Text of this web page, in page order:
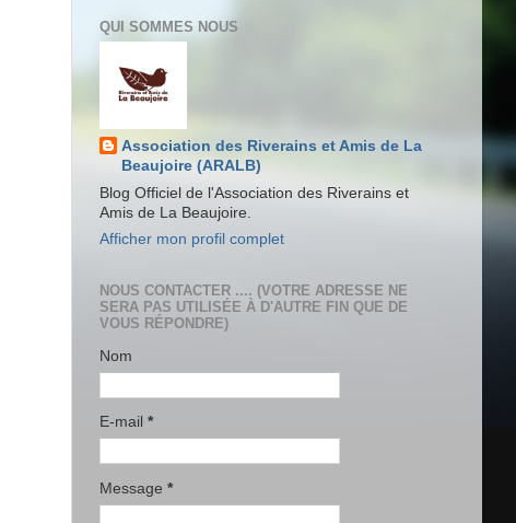
QUI SOMMES NOUS
Association des Riverains et Amis de La
Beaujoire (ARALB)
Blog Officiel de l'Association des Riverains et
Amis de La Beaujoire.
Afficher mon profil complet
NOUS CONTACTER .... (VOTRE ADRESSE NE
SERA PAS UTILISÉE À D'AUTRE FIN QUE DE
VOUS RÉPONDRE)
Nom
E-mail *
Message *